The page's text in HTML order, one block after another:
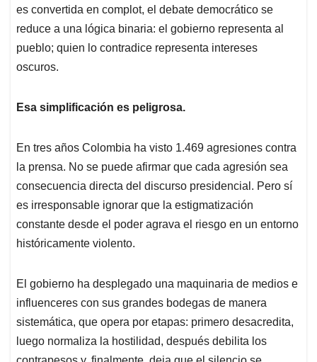
es convertida en complot, el debate democrático se
reduce a una lógica binaria: el gobierno representa al
pueblo; quien lo contradice representa intereses
oscuros.
Esa simplificación es peligrosa.
En tres años Colombia ha visto 1.469 agresiones contra
la prensa. No se puede afirmar que cada agresión sea
consecuencia directa del discurso presidencial. Pero sí
es irresponsable ignorar que la estigmatización
constante desde el poder agrava el riesgo en un entorno
históricamente violento.
El gobierno ha desplegado una maquinaria de medios e
influenceres con sus grandes bodegas de manera
sistemática, que opera por etapas: primero desacredita,
luego normaliza la hostilidad, después debilita los